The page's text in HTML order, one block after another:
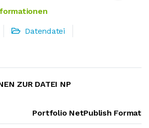
Datendatei
ZUR DATEI NP
Portfolio NetPublish Format